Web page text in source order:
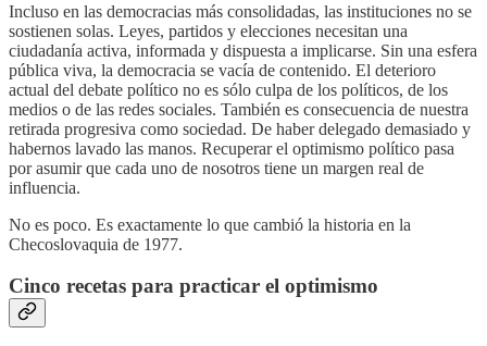
Incluso en las democracias más consolidadas, las instituciones no se
sostienen solas. Leyes, partidos y elecciones necesitan una
ciudadanía activa, informada y dispuesta a implicarse. Sin una esfera
pública viva, la democracia se vacía de contenido. El deterioro
actual del debate político no es sólo culpa de los políticos, de los
medios o de las redes sociales. También es consecuencia de nuestra
retirada progresiva como sociedad. De haber delegado demasiado y
habernos lavado las manos. Recuperar el optimismo político pasa
por asumir que cada uno de nosotros tiene un margen real de
influencia.
No es poco. Es exactamente lo que cambió la historia en la
Checoslovaquia de 1977.
Cinco recetas para practicar el optimismo